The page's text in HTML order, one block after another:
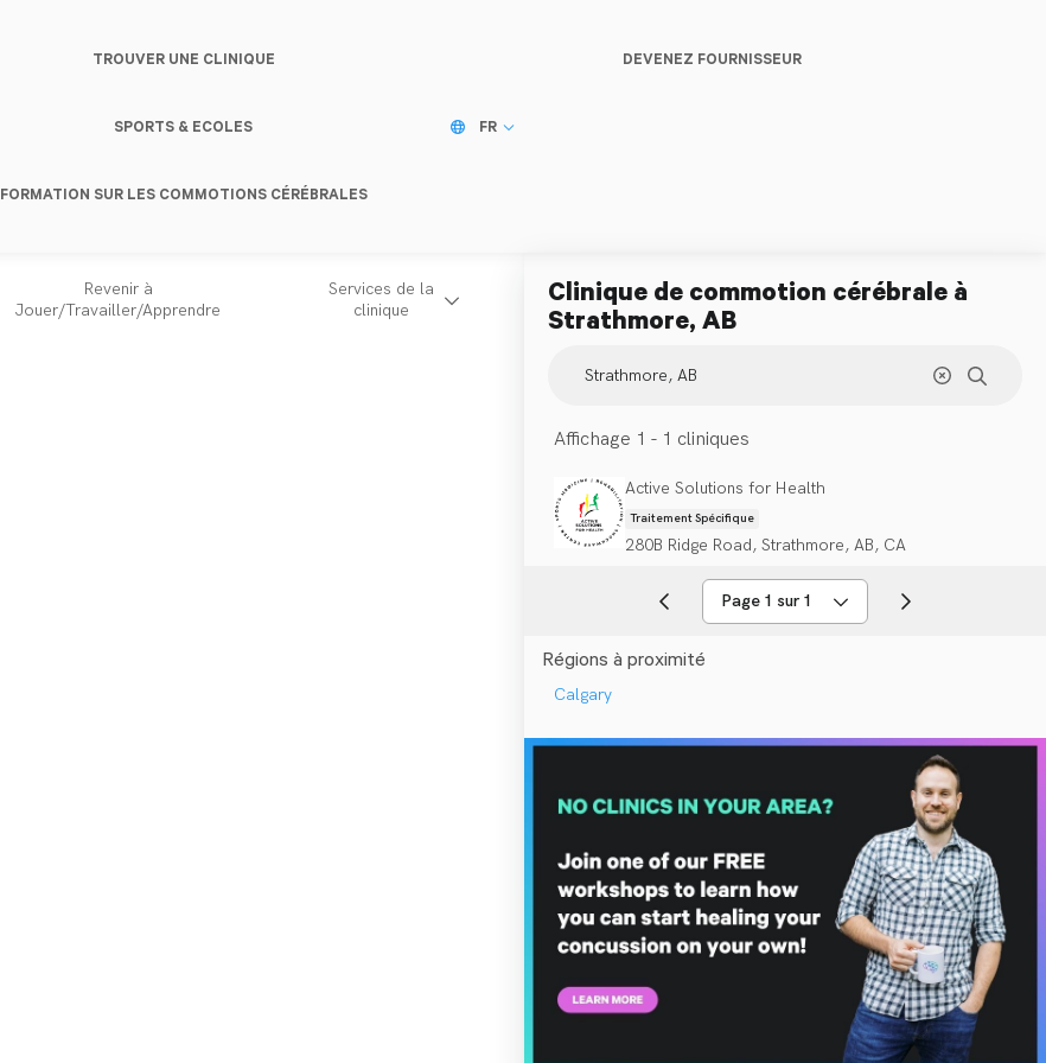
TROUVER UNE CLINIQUE
SPORTS & ECOLES
FORMATION SUR LES COMMOTIONS CÉRÉBRALES
DEVENEZ FOURNISSEUR
FR
Clinique de commotion cérébrale à
Strathmore, AB
Affichage 1 - 1 cliniques
Active Solutions for Health
Traitement Spécifique
280B Ridge Road, Strathmore, AB, CA
Page 1 sur 1
Régions à proximité
Calgary
Revenir à
Jouer/Travailler/Apprendre
Services de la
clinique